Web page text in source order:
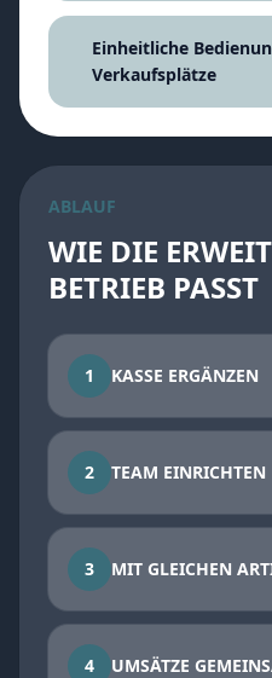
Einheitliche
Verkaufsplätze
ABLAUF
WIE DIE
BETRIEB PASST
1 KASSE ERGÄNZEN
2 TEAM EINRICHTEN
3 MIT GLEICHEN
4 UMSÄTZE